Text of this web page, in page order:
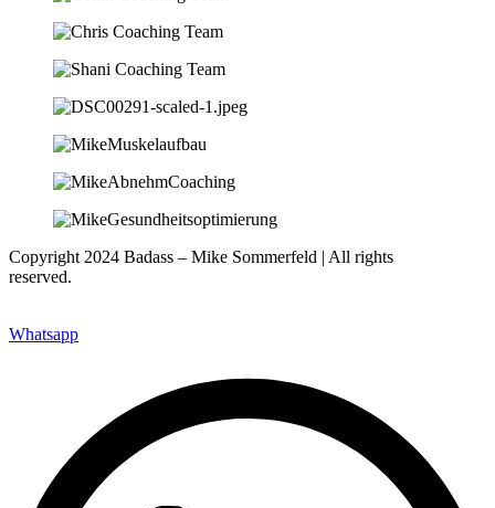
Copyright 2024 Badass – Mike Sommerfeld | All rights
reserved.
Whatsapp